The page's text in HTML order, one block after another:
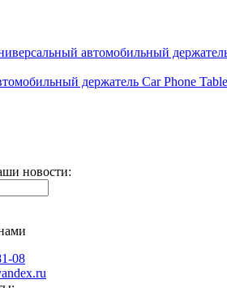
держатель Car Phone
новости:
08